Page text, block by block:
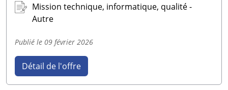
Mission technique, informatique, qualité -
Autre
Publié le 09 février 2026
Détail de l'offre